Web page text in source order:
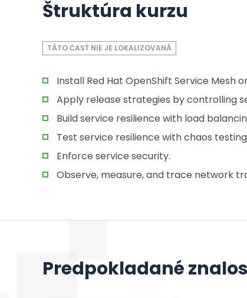
Štruktúra kurzu
TÁTO ČASŤ NIE JE LOKALIZOVANÁ
Install Red Hat OpenShift Service Mesh
Apply release strategies by controlling
Build service resilience with load
Test service resilience with chaos
Enforce service security.
Observe, measure, and trace network
Predpokladané